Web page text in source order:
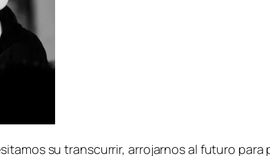
su trans­cu­rrir, arro­jar­nos al fu­tu­ro